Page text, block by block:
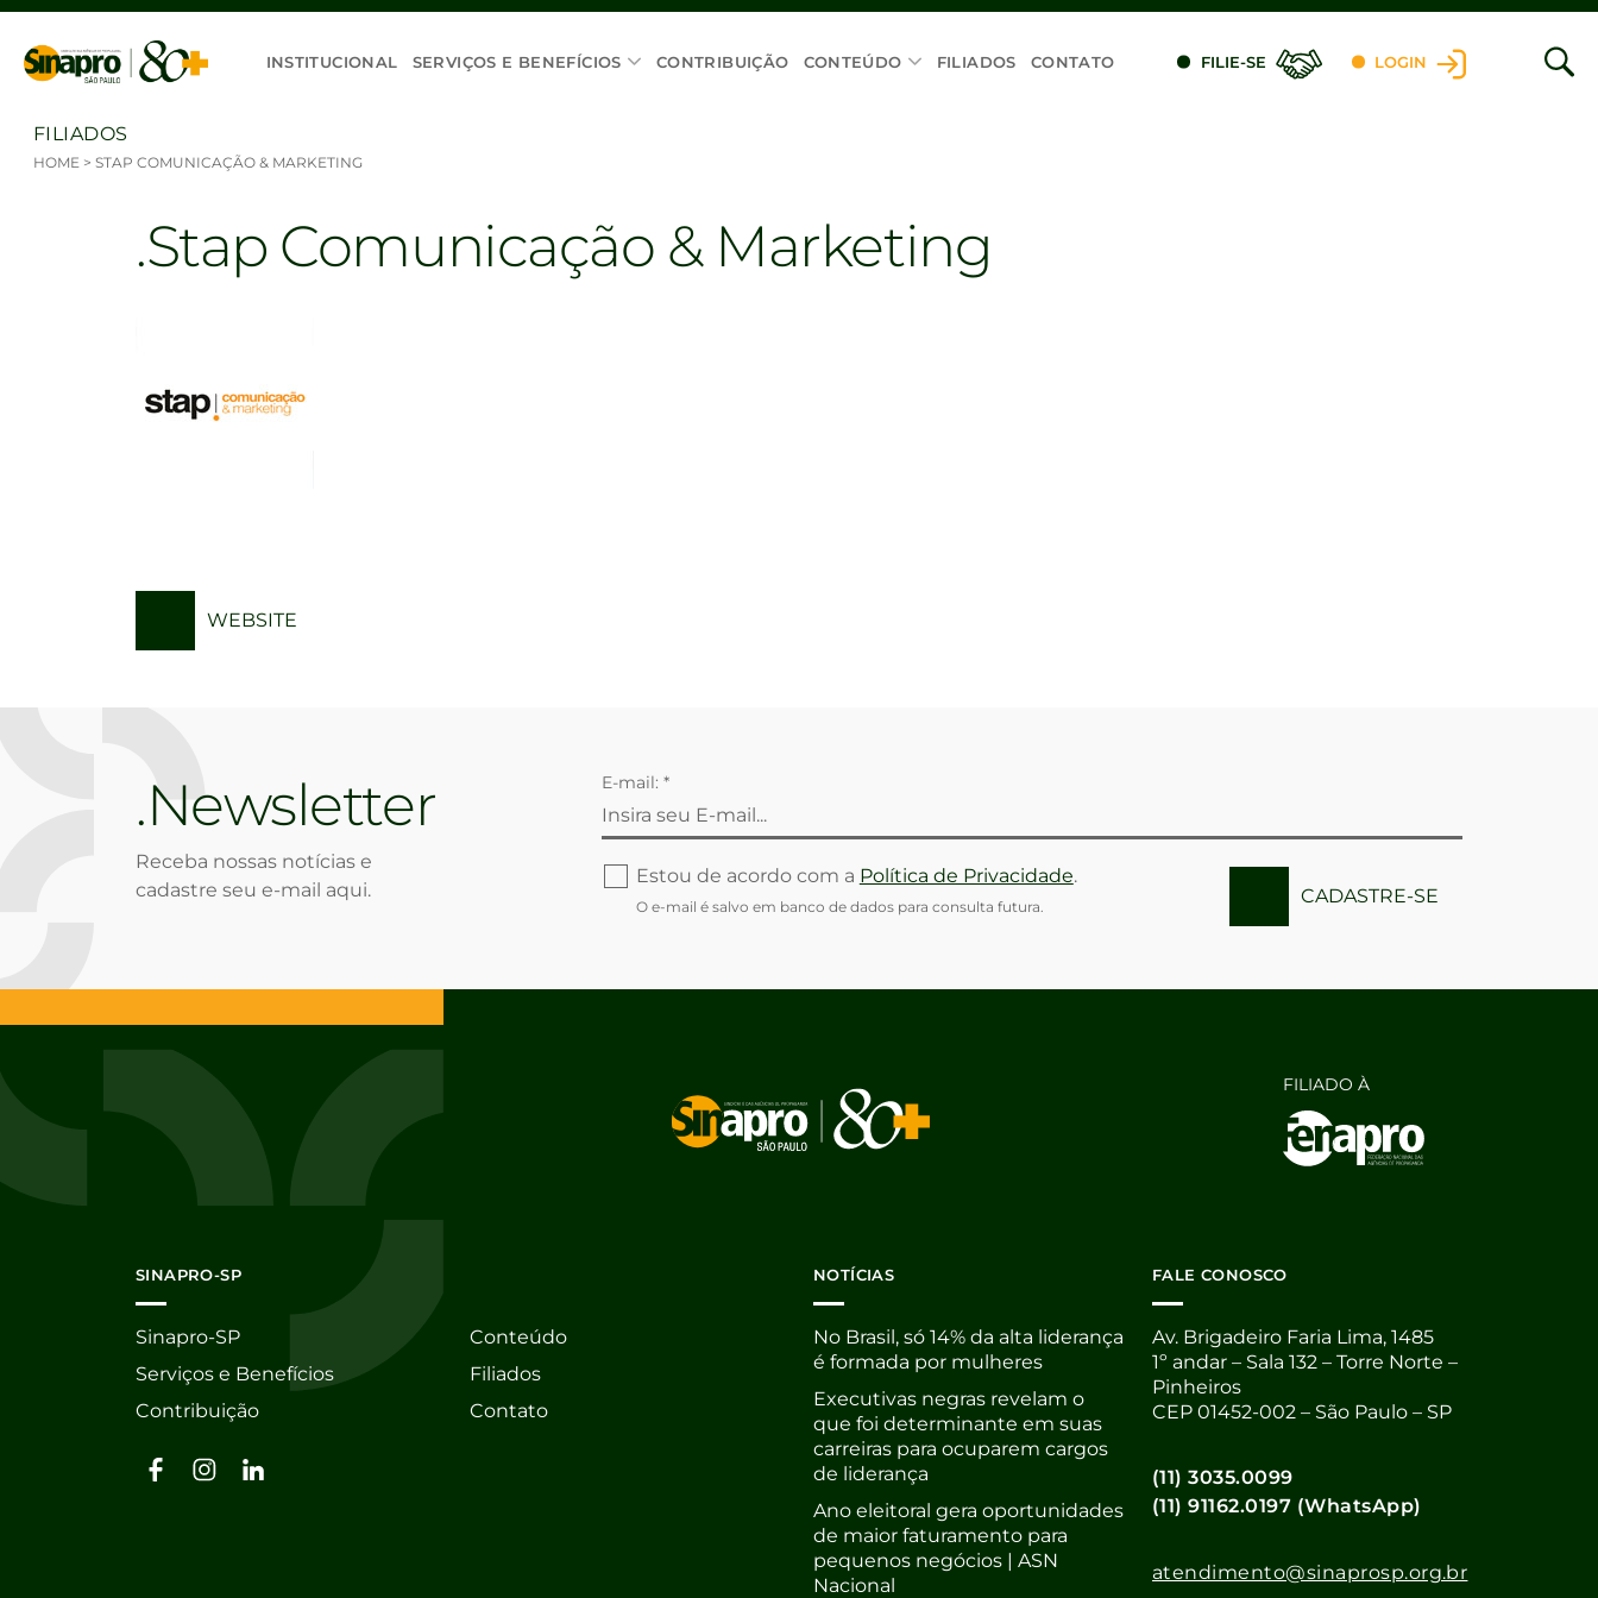
Ir para o conteúdo
INSTITUCIONAL SERVIÇOS E BENEFÍCIOS CONTRIBUIÇÃO CONTEÚDO FILIADOS CONTATO FILIE-SE LOGIN
FILIADOS
HOME > STAP COMUNICAÇÃO & MARKETING
Stap Comunicação & Marketing
WEBSITE
Newsletter
Receba nossas notícias e
cadastre seu e-mail aqui.
E-mail: *
Estou de acordo com a Política de Privacidade.
O e-mail é salvo em banco de dados para consulta futura. CADASTRE-SE
FILIADO À
SINAPRO-SP
Sinapro-SP
Serviços e Benefícios
Contribuição
Conteúdo
Filiados
Contato
NOTÍCIAS
No Brasil, só 14% da alta liderança
é formada por mulheres
Executivas negras revelam o
que foi determinante em suas
carreiras para ocuparem cargos
de liderança
Ano eleitoral gera oportunidades
de maior faturamento para
pequenos negócios | ASN
Nacional
FALE CONOSCO
Av. Brigadeiro Faria Lima, 1485
1º andar – Sala 132 – Torre Norte –
Pinheiros
CEP 01452-002 – São Paulo – SP
(11) 3035.0099
(11) 91162.0197 (WhatsApp)
atendimento@sinaprosp.org.br